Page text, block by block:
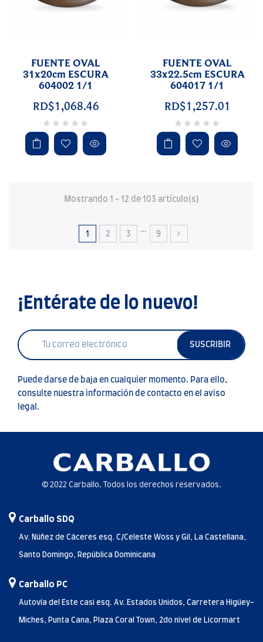
FUENTE OVAL
31x20cm ESCURA
604002 1/1
RD$1,068.46
FUENTE OVAL
33x22.5cm ESCURA
604017 1/1
RD$1,257.01
Mostrando 1 - 12 de 103 artículo(s)
1 2 3
…
9
¡Entérate de lo nuevo!
SUSCRIBIR
Puede darse de baja en cualquier momento. Para ello,
consulte nuestra información de contacto en el aviso
legal.
© 2022 Carballo. Todos los derechos reservados.
Carballo SDQ
Av. Núñez de Cáceres esq. C/Celeste Woss y Gil, La Castellana,
Santo Domingo, República Dominicana
Carballo PC
Autovía del Este casi esq. Av. Estados Unidos, Carretera Higüey-
Miches, Punta Cana, Plaza Coral Town, 2do nivel de Licormart